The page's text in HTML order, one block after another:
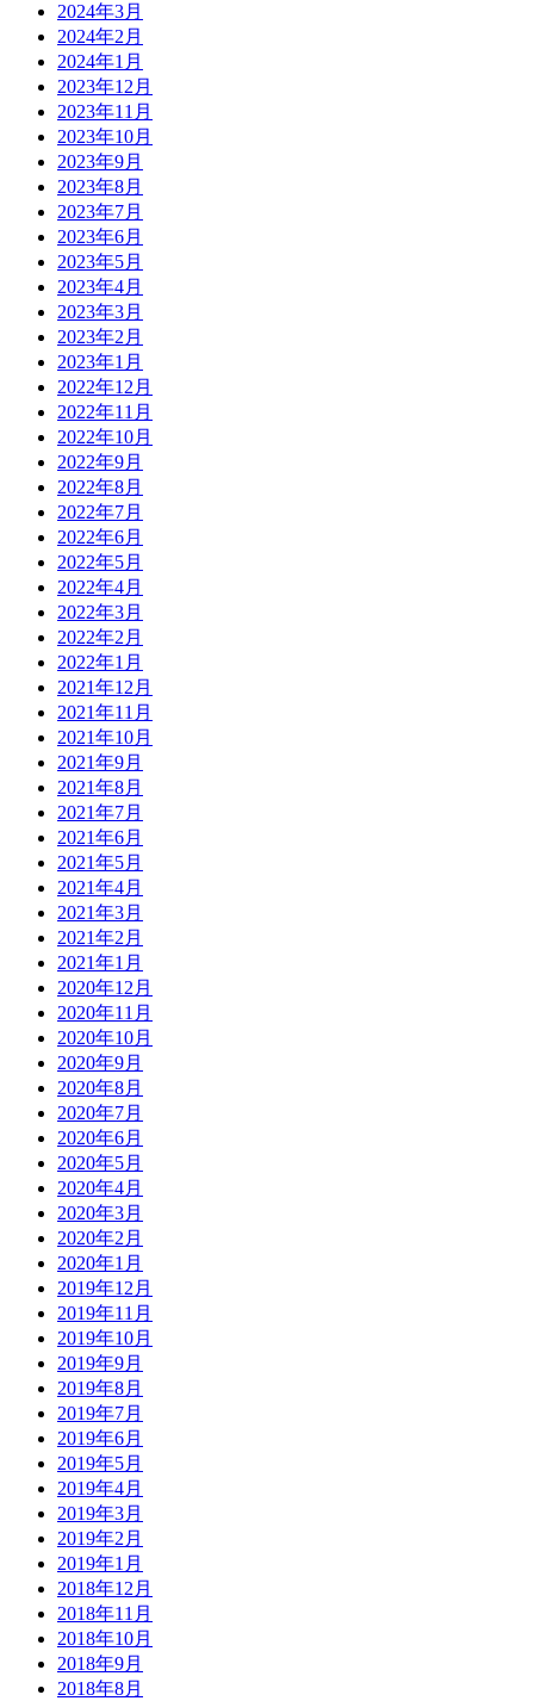
2024年3月
2024年2月
2024年1月
2023年12月
2023年11月
2023年10月
2023年9月
2023年8月
2023年7月
2023年6月
2023年5月
2023年4月
2023年3月
2023年2月
2023年1月
2022年12月
2022年11月
2022年10月
2022年9月
2022年8月
2022年7月
2022年6月
2022年5月
2022年4月
2022年3月
2022年2月
2022年1月
2021年12月
2021年11月
2021年10月
2021年9月
2021年8月
2021年7月
2021年6月
2021年5月
2021年4月
2021年3月
2021年2月
2021年1月
2020年12月
2020年11月
2020年10月
2020年9月
2020年8月
2020年7月
2020年6月
2020年5月
2020年4月
2020年3月
2020年2月
2020年1月
2019年12月
2019年11月
2019年10月
2019年9月
2019年8月
2019年7月
2019年6月
2019年5月
2019年4月
2019年3月
2019年2月
2019年1月
2018年12月
2018年11月
2018年10月
2018年9月
2018年8月